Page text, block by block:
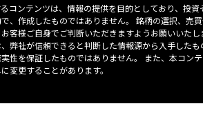
コンテンツは、情報の提供を目的としており、投資
、作成したものではありません。 銘柄の選択、売
客様ご自身でご判断いただきますようお願いいたし
弊社が信頼できると判断した情報源から入手したも
性を保証したものではありません。 また、本コン
変更することがあります。